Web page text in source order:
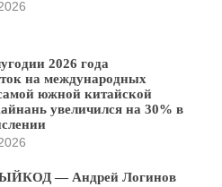
2026 года
на международных
южной китайской
увеличился на 30% в
— Андрей Логинов